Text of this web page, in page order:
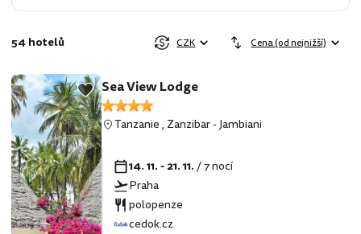
54 hotelů CZK Cena (od nejnižší)
Sea View Lodge
Tanzanie, Zanzibar-Jambiani
14. 11. - 21. 11./ 7 nocí
Praha
polopenze
cedok.cz